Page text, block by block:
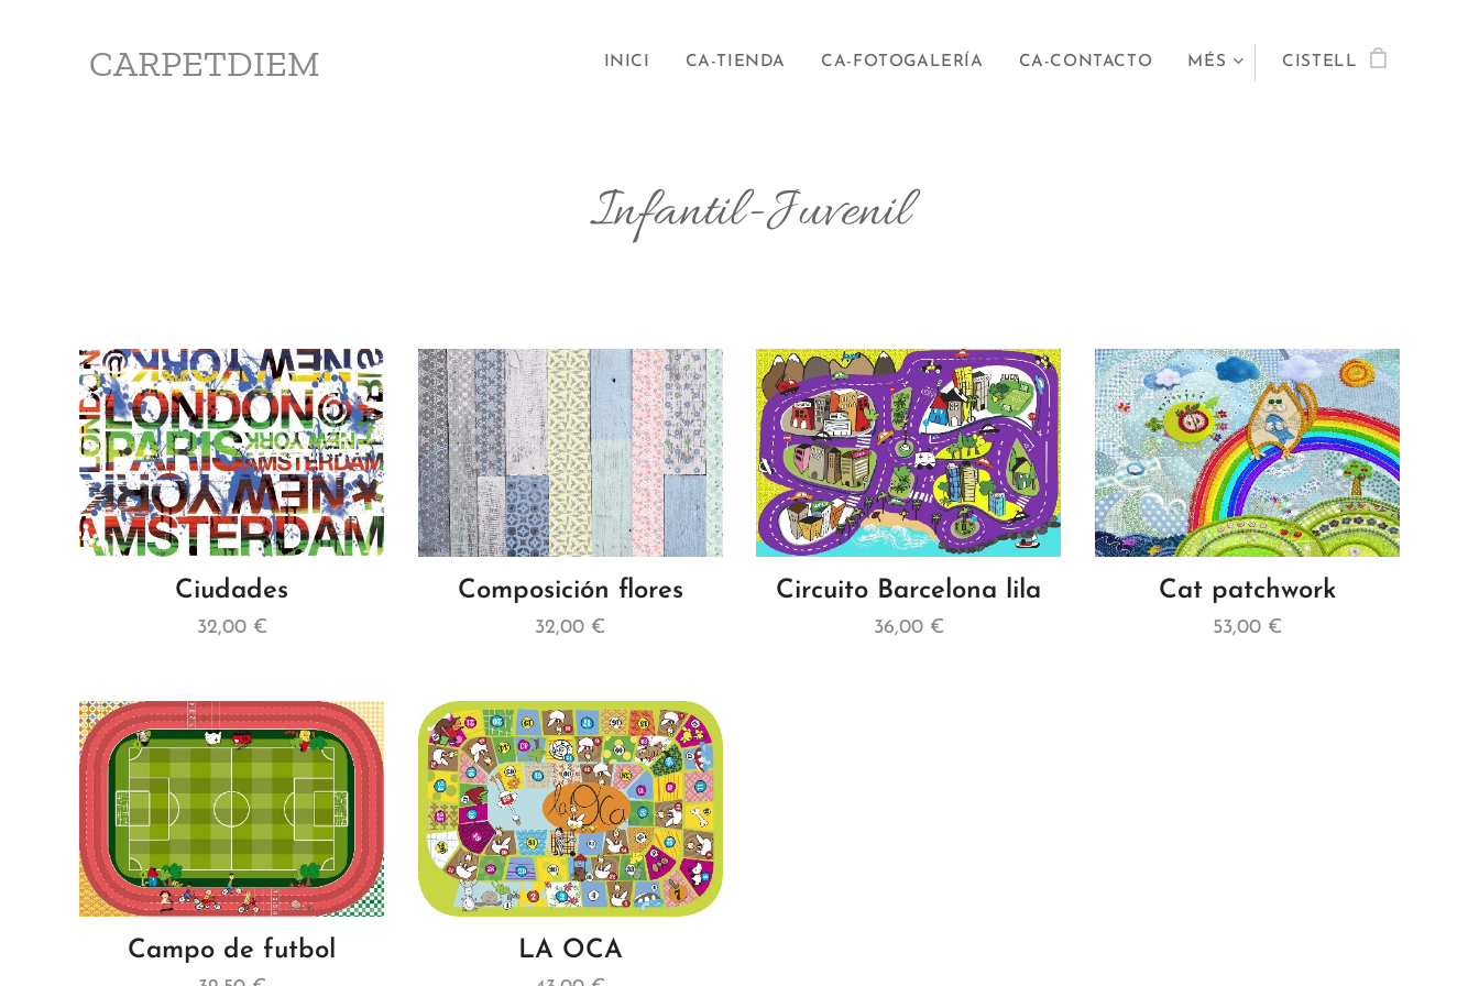
CARPETDIEM INICI CA-TIENDA CA-FOTOGALERÍA CA-CONTACTO MÉS CISTELL
Infantil-Juvenil
Ciudades
32,00€
Composición flores
32,00 €
Circuito Barcelona lila
36,00€
Cat patchwork
53,00€
Campo de futbol LA OCA